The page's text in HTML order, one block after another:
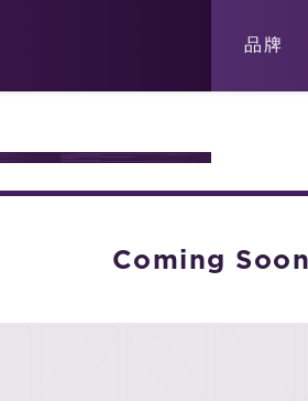
品牌
Coming Soon